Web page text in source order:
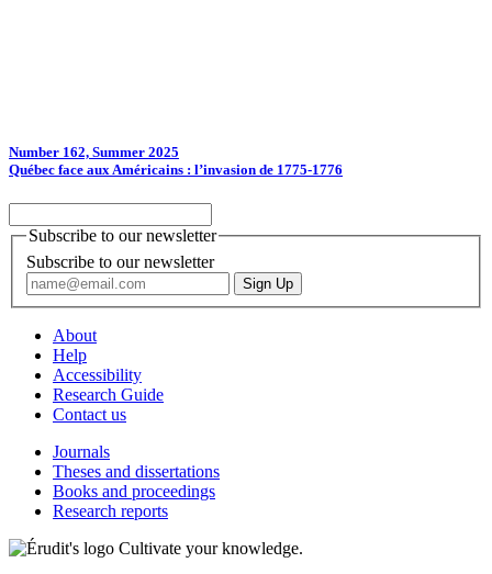
Number 162, Summer 2025
Québec face aux Américains : l’invasion de 1775-1776
Subscribe to our newsletter
Subscribe to our newsletter
About
Help
Accessibility
Research Guide
Contact us
Journals
Theses and dissertations
Books and proceedings
Research reports
Cultivate your knowledge.